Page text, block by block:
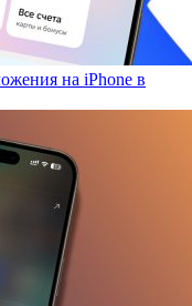
на iPhone в